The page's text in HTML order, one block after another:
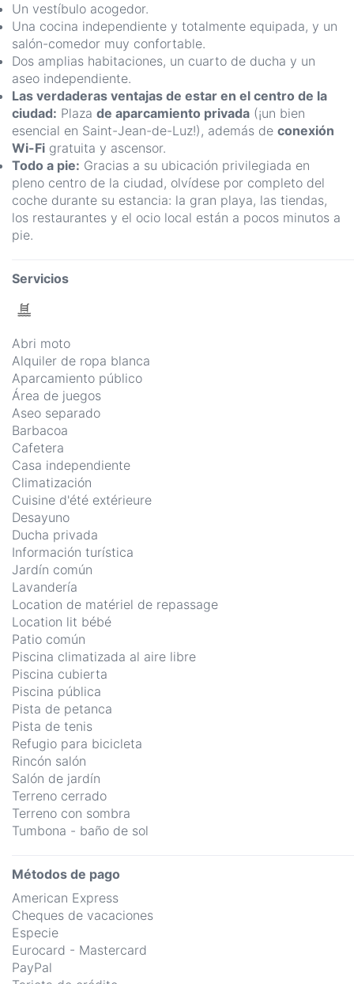
Un vestíbulo acogedor.
Una cocina independiente y totalmente equipada, y un
salón-comedor muy confortable.
Dos amplias habitaciones, un cuarto de ducha y un
aseo independiente.
Las verdaderas ventajas de estar en el centro de la
ciudad: Plaza de aparcamiento privada (¡un bien
esencial en Saint-Jean-de-Luz!), además de conexión
Wi-Fi gratuita y ascensor.
Todo a pie: Gracias a su ubicación privilegiada en
pleno centro de la ciudad, olvídese por completo del
coche durante su estancia: la gran playa, las tiendas,
los restaurantes y el ocio local están a pocos minutos a
pie.
Servicios
Abri moto
Alquiler de ropa blanca
Aparcamiento público
Área de juegos
Aseo separado
Barbacoa
Cafetera
Casa independiente
Climatización
Cuisine d'été extérieure
Desayuno
Ducha privada
Información turística
Jardín común
Lavandería
Location de matériel de repassage
Location lit bébé
Patio común
Piscina climatizada al aire libre
Piscina cubierta
Piscina pública
Pista de petanca
Pista de tenis
Refugio para bicicleta
Rincón salón
Salón de jardín
Terreno cerrado
Terreno con sombra
Tumbona - baño de sol
Métodos de pago
American Express
Cheques de vacaciones
Especie
Eurocard - Mastercard
PayPal